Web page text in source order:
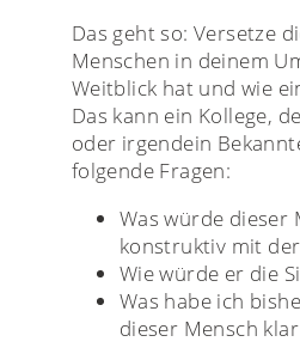
Das geht so: Versetze
Menschen in deinem
Weitblick hat und wie
Das kann ein Kollege,
oder irgendein
folgende Fragen:
Was würde dieser
konstruktiv mit
Wie würde er die
Was habe ich
dieser Mensch